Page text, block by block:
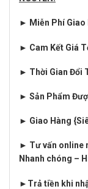
► Miễn Phí Giao
► Cam Kết Giá
► Thời Gian Đổi
► Sản Phẩm
► Giao Hàng
► Tư vấn online
Nhanh chóng –
► Trả tiền khi